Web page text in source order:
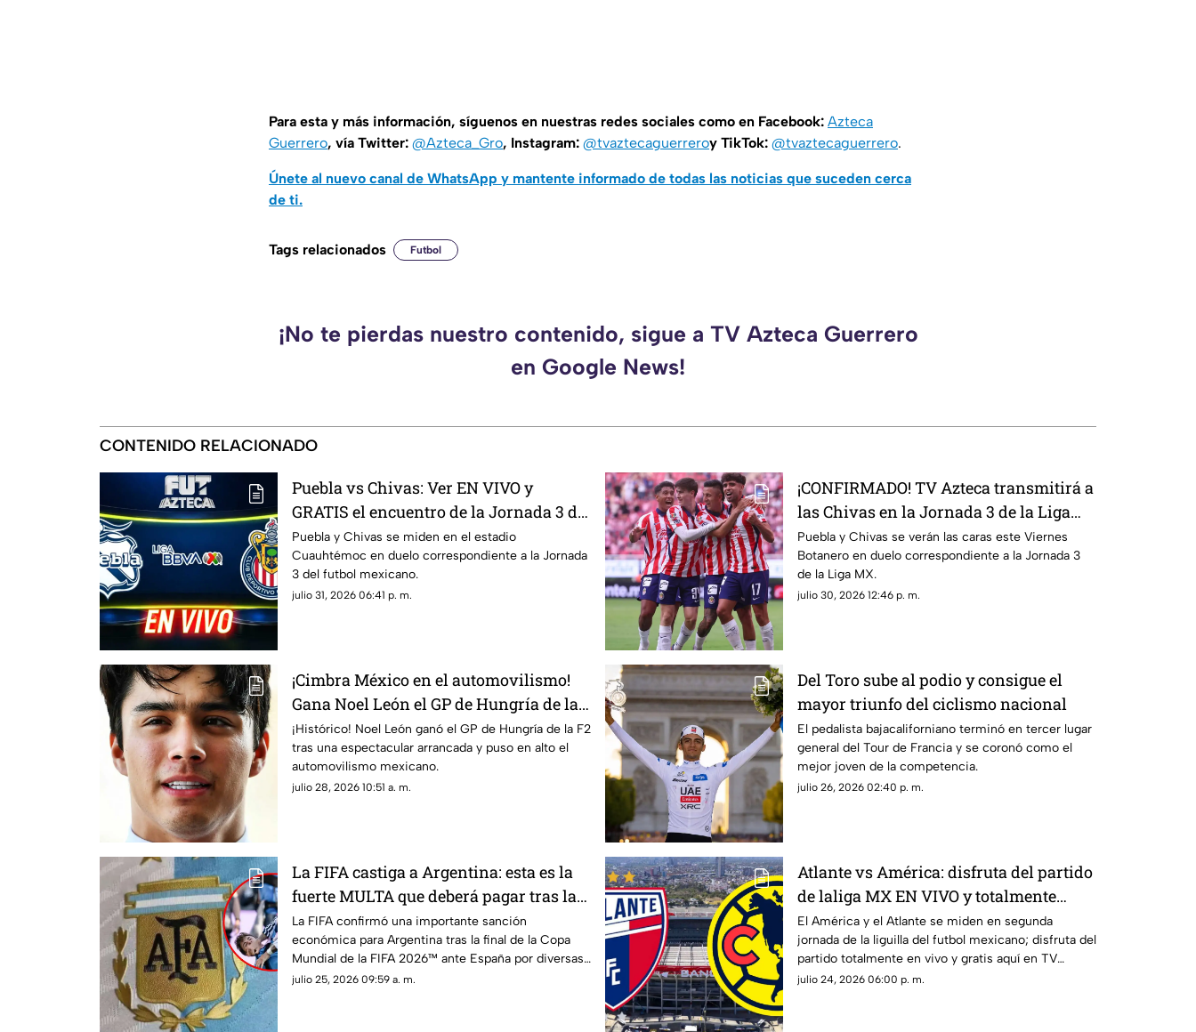
Para esta y más información, síguenos en nuestras redes sociales como en Facebook: Azteca
Guerrero, vía Twitter: @Azteca_Gro, Instagram: @tvaztecaguerreroy TikTok: @tvaztecaguerrero.
Únete al nuevo canal de WhatsApp y mantente informado de todas las noticias que suceden cerca
de ti.
Tags relacionados Futbol
¡No te pierdas nuestro contenido, sigue a TV Azteca Guerrero
en Google News!
CONTENIDO RELACIONADO
Puebla vs Chivas: Ver EN VIVO y
GRATIS el encuentro de la Jornada 3 de
la Liga MX
Puebla y Chivas se miden en el estadio
Cuauhtémoc en duelo correspondiente a la Jornada
3 del futbol mexicano.
julio 31, 2026 06:41 p. m.
¡CONFIRMADO! TV Azteca transmitirá a
las Chivas en la Jornada 3 de la Liga
MX
Puebla y Chivas se verán las caras este Viernes
Botanero en duelo correspondiente a la Jornada 3
de la Liga MX.
julio 30, 2026 12:46 p. m.
¡Cimbra México en el automovilismo!
Gana Noel León el GP de Hungría de la
F2
¡Histórico! Noel León ganó el GP de Hungría de la F2
tras una espectacular arrancada y puso en alto el
automovilismo mexicano.
julio 28, 2026 10:51 a. m.
Del Toro sube al podio y consigue el
mayor triunfo del ciclismo nacional
El pedalista bajacaliforniano terminó en tercer lugar
general del Tour de Francia y se coronó como el
mejor joven de la competencia.
julio 26, 2026 02:40 p. m.
La FIFA castiga a Argentina: esta es la
fuerte MULTA que deberá pagar tras la
final ante España | VIDEO
La FIFA confirmó una importante sanción
económica para Argentina tras la final de la Copa
Mundial de la FIFA 2026™ ante España por diversas
infracciones disciplinarias registradas.
julio 25, 2026 09:59 a. m.
Atlante vs América: disfruta del partido
de laliga MX EN VIVO y totalmente
GRATIS aquí
El América y el Atlante se miden en segunda
jornada de la liguilla del futbol mexicano; disfruta del
partido totalmente en vivo y gratis aquí en TV
Azteca Guerrero.
julio 24, 2026 06:00 p. m.